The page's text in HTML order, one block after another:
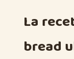
La
bread